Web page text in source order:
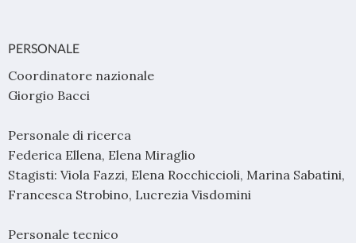
PERSONALE
Coordinatore nazionale
Giorgio Bacci
Personale di ricerca
Federica Ellena, Elena Miraglio
Stagisti: Viola Fazzi, Elena Rocchiccioli, Marina Sabatini,
Francesca Strobino, Lucrezia Visdomini
Personale tecnico